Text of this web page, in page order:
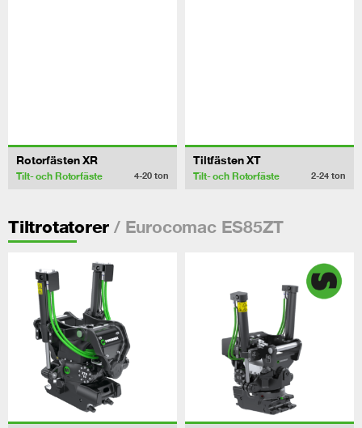
Rotorfästen XR
Tilt- och Rotorfäste 4-20 ton
Tiltfästen XT
Tilt- och Rotorfäste 2-24 ton
Tiltrotatorer / Eurocomac ES85ZT